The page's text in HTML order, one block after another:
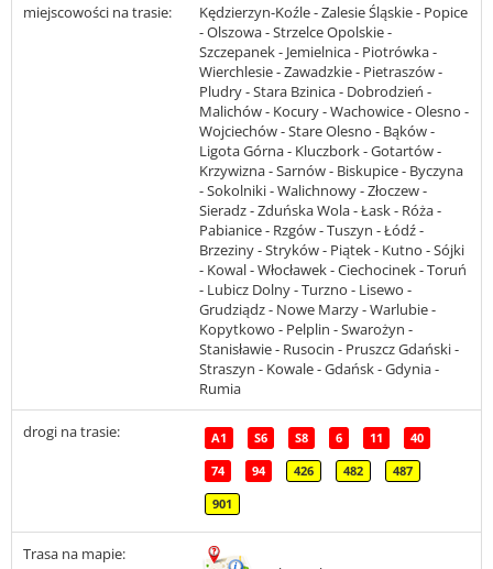
miejscowości na trasie:
Kędzierzyn-Koźle - Zalesie Śląskie - Popice
- Olszowa - Strzelce Opolskie -
Szczepanek - Jemielnica - Piotrówka -
Wierchlesie - Zawadzkie - Pietraszów -
Pludry - Stara Bzinica - Dobrodzień -
Malichów - Kocury - Wachowice - Olesno -
Wojciechów - Stare Olesno - Bąków -
Ligota Górna - Kluczbork - Gotartów -
Krzywizna - Sarnów - Biskupice - Byczyna
- Sokolniki - Walichnowy - Złoczew -
Sieradz - Zduńska Wola - Łask - Róża -
Pabianice - Rzgów - Tuszyn - Łódź -
Brzeziny - Stryków - Piątek - Kutno - Sójki
- Kowal - Włocławek - Ciechocinek - Toruń
- Lubicz Dolny - Turzno - Lisewo -
Grudziądz - Nowe Marzy - Warlubie -
Kopytkowo - Pelplin - Swarożyn -
Stanisławie - Rusocin - Pruszcz Gdański -
Straszyn - Kowale - Gdańsk - Gdynia -
Rumia
drogi na trasie: A1 S6 S8 6 11 40
74 94 426 482 487
901
Trasa na mapie: